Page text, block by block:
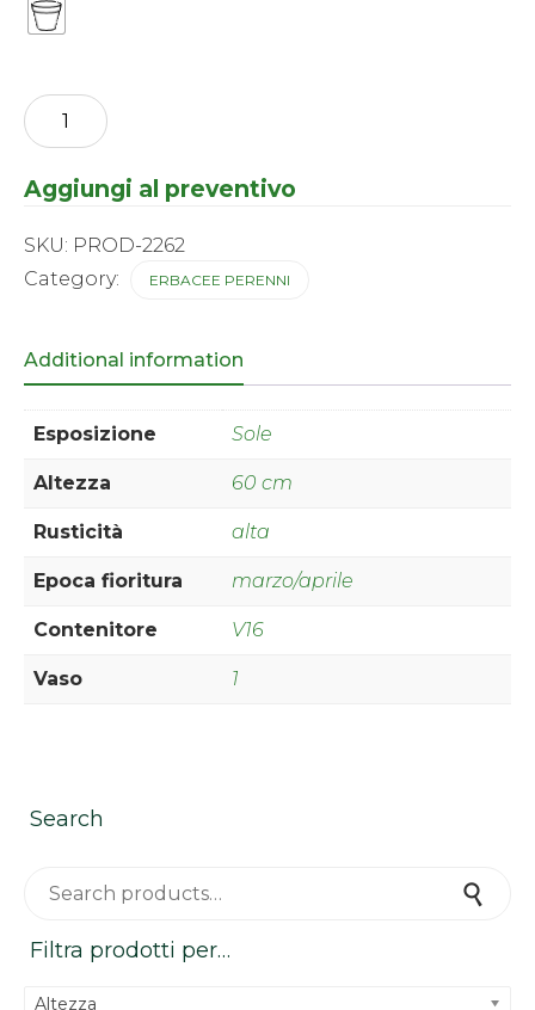
Paeonia
lactiflora
Patio
patio
quantity
Aggiungi al preventivo
SKU: PROD-2262
Category:
ERBACEE PERENNI
Additional information
Esposizione Sole
Altezza 60 cm
Rusticità alta
Epoca fioritura marzo/aprile
Contenitore V16
Vaso 1
Search
Filtra prodotti per…
Altezza